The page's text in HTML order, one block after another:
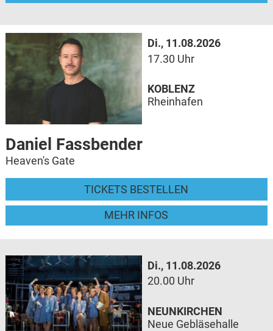
Di., 11.08.2026
17.30 Uhr
Daniel Fassbender
Heaven's Gate
TICKETS BESTELLEN
MEHR INFOS
KOBLENZ
Rheinhafen
Di., 11.08.2026
20.00 Uhr
NEUNKIRCHEN
Neue Gebläsehalle